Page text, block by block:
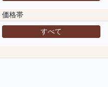
価格帯
すべて